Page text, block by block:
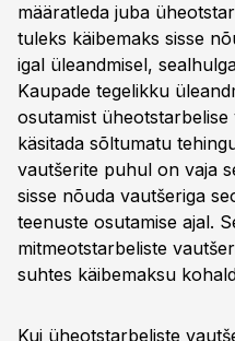
määratleda juba
tuleks käibemaks sisse
igal üleandmisel,
Kaupade tegelikku
osutamist
käsitada sõltumatu
vautšerite puhul on vaja
sisse nõuda vautšeriga
teenuste osutamise ajal.
mitmeotstarbeliste
suhtes käibemaksu
Kui üheotstarbeliste